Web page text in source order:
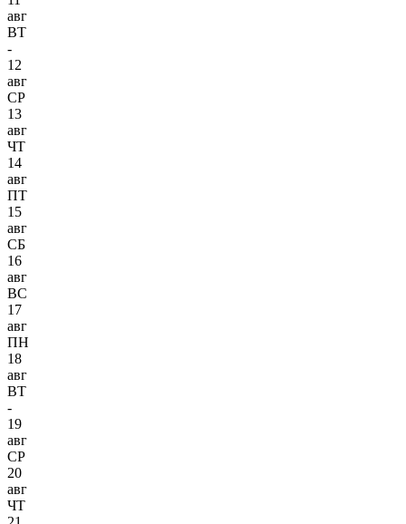
авг
ВТ
-
12
авг
СР
13
авг
ЧТ
14
авг
ПТ
15
авг
СБ
16
авг
ВС
17
авг
ПН
18
авг
ВТ
-
19
авг
СР
20
авг
ЧТ